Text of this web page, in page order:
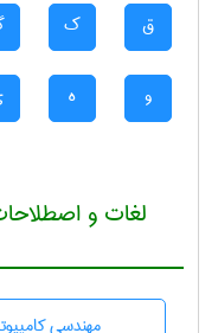
ق ک
و ه
لغات و
مهندسی